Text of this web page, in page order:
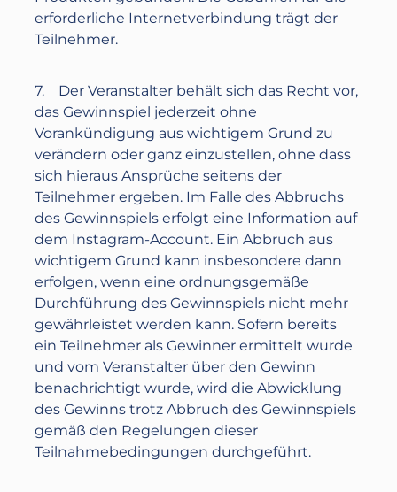
erforderliche Internetverbindung trägt der
Teilnehmer.
7. Der Veranstalter behält sich das Recht vor,
das Gewinnspiel jederzeit ohne
Vorankündigung aus wichtigem Grund zu
verändern oder ganz einzustellen, ohne dass
sich hieraus Ansprüche seitens der
Teilnehmer ergeben. Im Falle des Abbruchs
des Gewinnspiels erfolgt eine Information auf
dem Instagram-Account. Ein Abbruch aus
wichtigem Grund kann insbesondere dann
erfolgen, wenn eine ordnungsgemäße
Durchführung des Gewinnspiels nicht mehr
gewährleistet werden kann. Sofern bereits
ein Teilnehmer als Gewinner ermittelt wurde
und vom Veranstalter über den Gewinn
benachrichtigt wurde, wird die Abwicklung
des Gewinns trotz Abbruch des Gewinnspiels
gemäß den Regelungen dieser
Teilnahmebedingungen durchgeführt.